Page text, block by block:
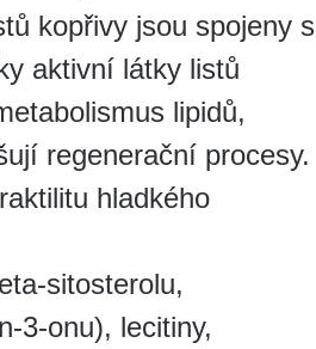
kopřivy jsou spojeny s
aktivní látky listů
lipidů,
regenerační procesy.
hladkého
sitosterolu,
3-onu), lecitiny,